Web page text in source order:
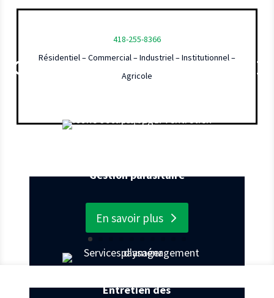
418-255-8366
Résidentiel – Commercial – Industriel – Institutionnel –
Agricole
Gestion parasitaire
En savoir plus
Entretien des